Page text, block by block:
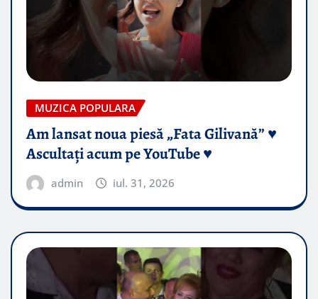
MUZICA POPULARA
Am lansat noua piesă „Fata Gilivană” ♥️
Ascultați acum pe YouTube ♥️
admin iul. 31, 2026